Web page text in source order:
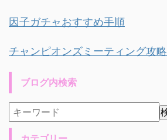
因子ガチャおすすめ手順
チャンピオンズミーティング攻略
ブログ内検索